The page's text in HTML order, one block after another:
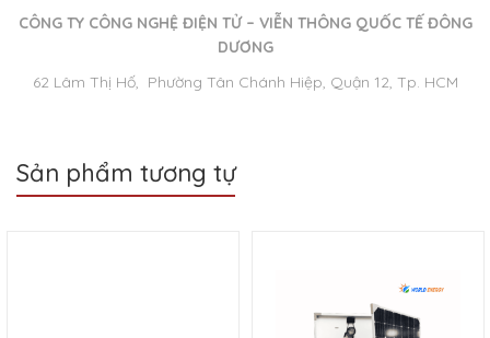
CÔNG TY CÔNG NGHỆ ĐIỆN TỬ – VIỄN THÔNG QUỐC TẾ ĐÔNG
DƯƠNG
62 Lâm Thị Hố, Phường Tân Chánh Hiệp, Quận 12, Tp. HCM
Sản phẩm tương tự